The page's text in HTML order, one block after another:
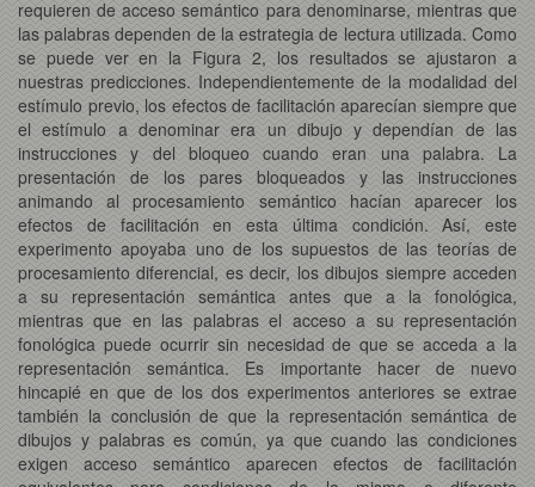
requieren de acceso semántico para denominarse, mientras que
las palabras dependen de la estrategia de lectura utilizada. Como
se puede ver en la Figura 2, los resultados se ajustaron a
nuestras predicciones. Independientemente de la modalidad del
estímulo previo, los efectos de facilitación aparecían siempre que
el estímulo a denominar era un dibujo y dependían de las
instrucciones y del bloqueo cuando eran una palabra. La
presentación de los pares bloqueados y las instrucciones
animando al procesamiento semántico hacían aparecer los
efectos de facilitación en esta última condición. Así, este
experimento apoyaba uno de los supuestos de las teorías de
procesamiento diferencial, es decir, los dibujos siempre acceden
a su representación semántica antes que a la fonológica,
mientras que en las palabras el acceso a su representación
fonológica puede ocurrir sin necesidad de que se acceda a la
representación semántica. Es importante hacer de nuevo
hincapié en que de los dos experimentos anteriores se extrae
también la conclusión de que la representación semántica de
dibujos y palabras es común, ya que cuando las condiciones
exigen acceso semántico aparecen efectos de facilitación